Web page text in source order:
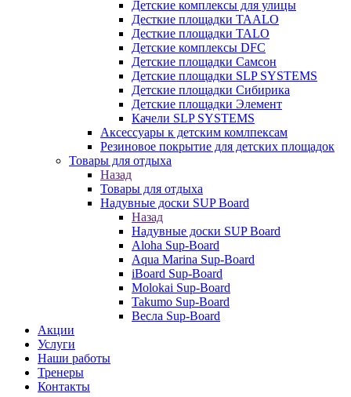
Детские комплексы для улицы
Десткие площадки TAALO
Десткие площадки TALO
Детские комплексы DFC
Детские площадки Самсон
Детские площадки SLP SYSTEMS
Детские площадки Сибирика
Детские площадки Элемент
Качели SLP SYSTEMS
Аксессуары к детским комлпексам
Резиновое покрытие для детских площадок
Товары для отдыха
Назад
Товары для отдыха
Надувные доски SUP Board
Назад
Надувные доски SUP Board
Aloha Sup-Board
Aqua Marina Sup-Board
iBoard Sup-Board
Molokai Sup-Board
Takumo Sup-Board
Весла Sup-Board
Акции
Услуги
Наши работы
Тренеры
Контакты